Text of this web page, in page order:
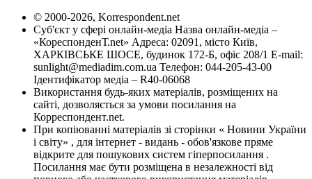
© 2000-2026, Korrespondent.net
Суб'єкт у сфері онлайн-медіа Назва онлайн-медіа –
«КореспонденТ.net» Адреса: 02091, місто Київ,
ХАРКІВСЬКЕ ШОСЕ, будинок 172-Б, офіс 208/1 E-mail:
sunlight@mediadim.com.ua Телефон: 044-205-43-00
Ідентифікатор медіа – R40-06068
Використання будь-яких матеріалів, розміщених на
сайті, дозволяється за умови посилання на
Корреспондент.net.
При копіюванні матеріалів зі сторінки « Новини України
і світу» , для інтернет - видань - обов'язкове пряме
відкрите для пошукових систем гіперпосилання .
Посилання має бути розміщена в незалежності від